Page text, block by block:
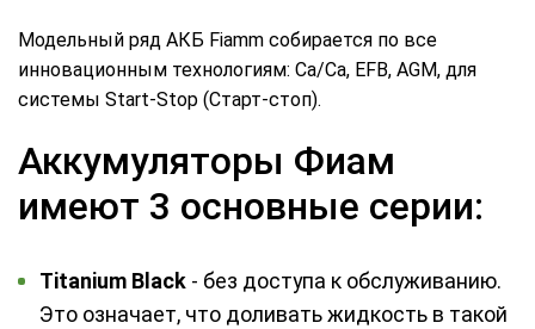
Модельный ряд АКБ Fiamm собирается по все
инновационным технологиям: Ca/Ca, EFB, AGM, для
системы Start-Stop (Старт-стоп).
Аккумуляторы Фиам
имеют 3 основные серии:
Titanium Black - без доступа к обслуживанию.
Это означает, что доливать жидкость в такой